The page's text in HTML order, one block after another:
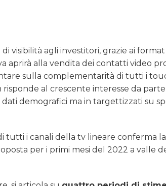
visibilità agli investitori, grazie ai
aprirà alla vendita dei contatti video
sulla complementarità di tutti i
al crescente interesse da
demografici ma in targettizzati su
tutti i canali della tv lineare conferma
per i primi mesi del 2022 a valle